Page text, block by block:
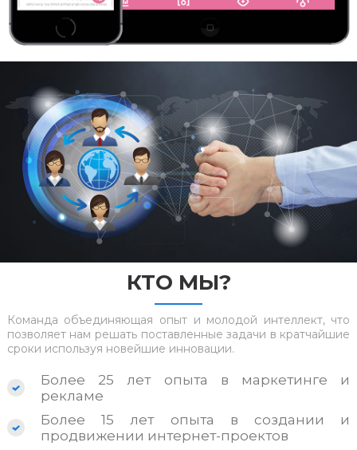
КТО МЫ?
Команда объединяющая опыт и молодой интеллект, что
позволяет нам решать поставленные задачи в кратчайшие
сроки используя новейшие инновации.
Более 25 лет опыта в маркетинге и
рекламе
Более 15 лет опыта в создании и
продвижении интернет-проектов